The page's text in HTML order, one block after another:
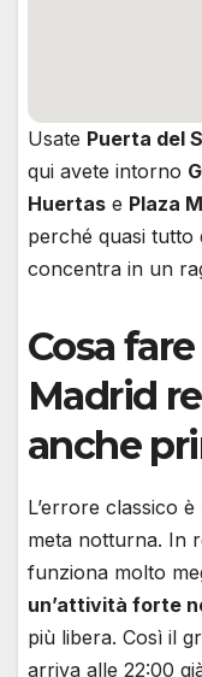
Usate Puerta del
qui avete intorno
Huertas e Plaza
perché quasi tutto
concentra in un
Cosa
Madrid
anche
L’errore classico
meta notturna. In
funziona molto
un’attività forte
più libera. Così il
arriva alle 22:00